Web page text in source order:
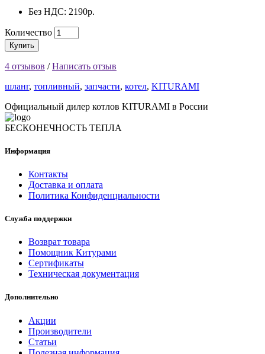
Без НДС: 2190р.
Количество
Купить
4 отзывов /Написать отзыв
шланг, топливный, запчасти, котел, KITURAMI
Официальный дилер котлов KITURAMI в России
БЕСКОНЕЧНОСТЬ ТЕПЛА
Информация
Контакты
Доставка и оплата
Политика Конфиденциальности
Служба поддержки
Возврат товара
Помощник Китурами
Сертификаты
Техническая документация
Дополнительно
Акции
Производители
Статьи